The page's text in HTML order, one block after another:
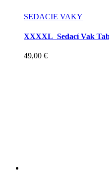
SEDACIE VAKY
XXXXL Sedací Vak
49,00 €